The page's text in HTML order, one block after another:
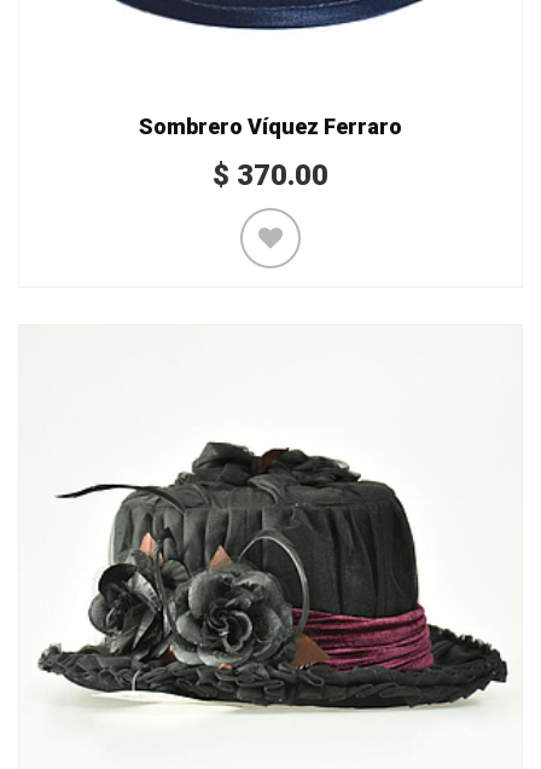
Sombrero Víquez Ferraro
$ 370.00